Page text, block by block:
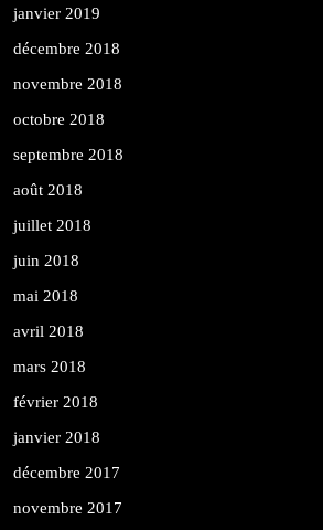
janvier 2019
décembre 2018
novembre 2018
octobre 2018
septembre 2018
août 2018
juillet 2018
juin 2018
mai 2018
avril 2018
mars 2018
février 2018
janvier 2018
décembre 2017
novembre 2017